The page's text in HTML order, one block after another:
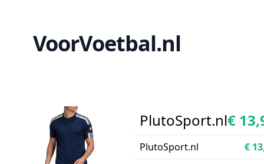
VoorVoetbal.nl
PlutoSport.nl€
PlutoSport.nl
€